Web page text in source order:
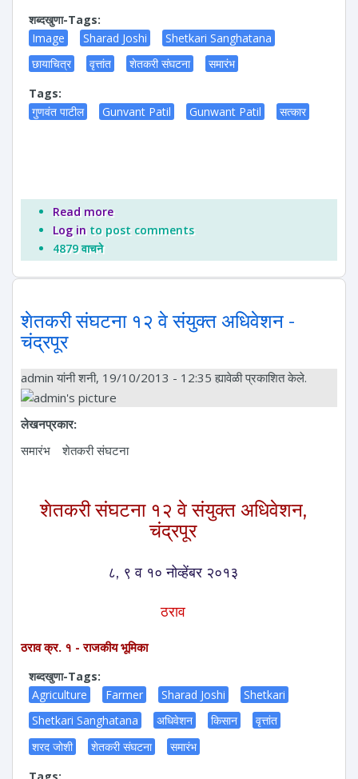
शब्दखुणा-Tags:
Image
Sharad Joshi
Shetkari Sanghatana
छायाचित्र
वृत्तांत शेतकरी संघटना
समारंभ
Tags:
गुणवंत पाटील
Gunvant Patil Gunwant Patil सत्कार
Read moreabout गुणवंत पाटील यांचा सत्कार
Log in to post comments
4879 वाचने
शेतकरी संघटना १२ वे संयुक्त अधिवेशन -
चंद्रपूर
admin यांनी शनी, 19/10/2013 - 12:35 ह्यावेळी प्रकाशित केले.
लेखनप्रकार:
समारंभ
शेतकरी संघटना
शेतकरी संघटना १२ वे संयुक्त अधिवेशन,
चंद्रपूर
८, ९ व १० नोव्हेंबर २०१३
ठराव
ठराव क्र. १ - राजकीय भूमिका
शब्दखुणा-Tags:
Agriculture
Farmer Sharad Joshi
Shetkari
Shetkari Sanghatana
अधिवेशन किसान
वृत्तांत
शरद जोशी
शेतकरी संघटना
समारंभ